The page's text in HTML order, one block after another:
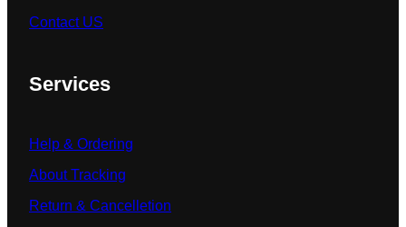
Contact US
Services
Help & Ordering
About Tracking
Return & Cancelletion